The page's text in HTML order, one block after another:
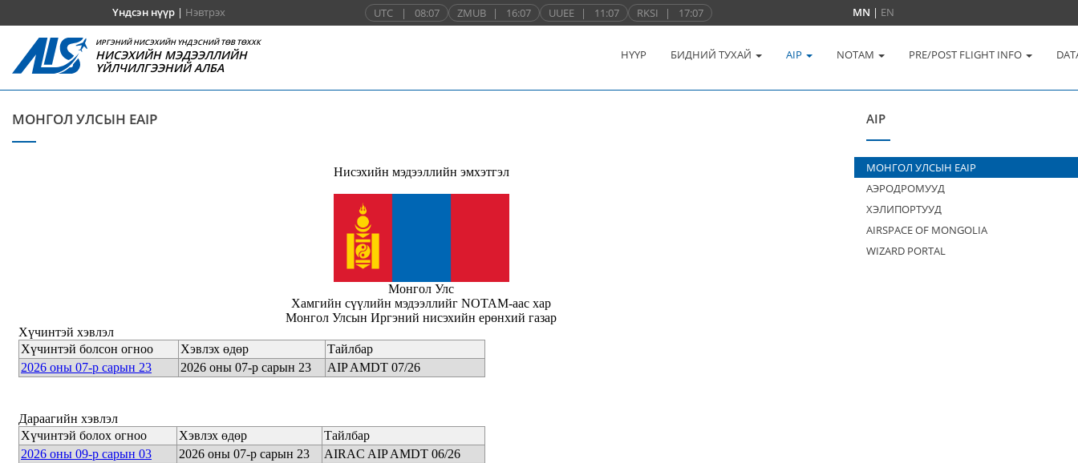
Үндсэн нүүр| Нэвтрэх UTC | 08:07 ZMUB | 16:07 UUEE | 11:07 RKSI | 17:07 MN | EN
ИРГЭНИЙ НИСЭХИЙН ҮНДЭСНИЙ ТӨВ ТӨХХК
НИСЭХИЙН МЭДЭЭЛЛИЙН
ҮЙЛЧИЛГЭЭНИЙ АЛБА
НҮҮР БИДНИЙ ТУХАЙ AIP NOTAM PRE/POST FLIGHT INFO
МОНГОЛ УЛСЫН EAIP AIP
МОНГОЛ УЛСЫН EAIP
АЭРОДРОМУУД
ХЭЛИПОРТУУД
AIRSPACE OF MONGOLIA
WIZARD PORTAL